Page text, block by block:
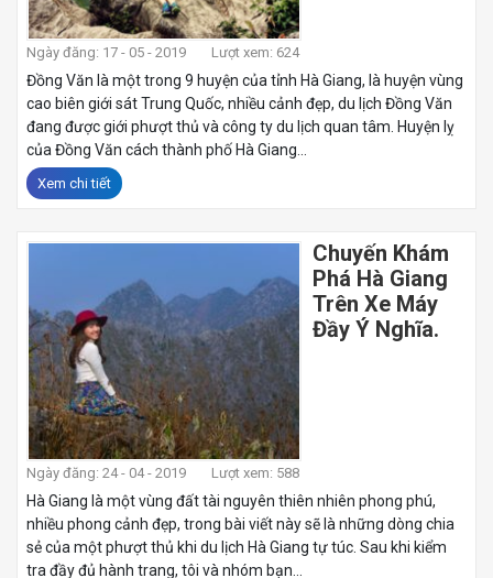
Ngày đăng: 17 - 05 - 2019 Lượt xem: 624
Đồng Văn là một trong 9 huyện của tỉnh Hà Giang, là huyện vùng
cao biên giới sát Trung Quốc, nhiều cảnh đẹp, du lịch Đồng Văn
đang được giới phượt thủ và công ty du lịch quan tâm. Huyện lỵ
của Đồng Văn cách thành phố Hà Giang...
Xem chi tiết
Chuyến Khám
Phá Hà Giang
Trên Xe Máy
Đầy Ý Nghĩa.
Ngày đăng: 24 - 04 - 2019 Lượt xem: 588
Hà Giang là một vùng đất tài nguyên thiên nhiên phong phú,
nhiều phong cảnh đẹp, trong bài viết này sẽ là những dòng chia
sẻ của một phượt thủ khi du lịch Hà Giang tự túc. Sau khi kiểm
tra đầy đủ hành trang, tôi và nhóm bạn...